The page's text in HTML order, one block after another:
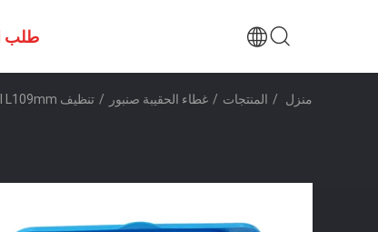
طلب
منزل / المنتجات / غطاء الحقيبة صنبور / تنظيف Achohol L109mm البلاستيك الرطب يمسح غطاء الوجه العلوي